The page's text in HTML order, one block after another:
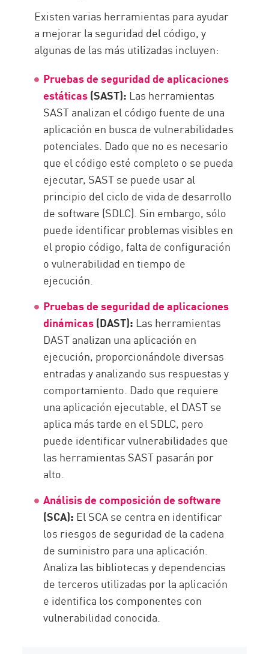
Existen varias herramientas para ayudar
a mejorar la seguridad del código, y
algunas de las más utilizadas incluyen:
Pruebas de seguridad de aplicaciones
estáticas(SAST): Las herramientas
SAST analizan el código fuente de una
aplicación en busca de vulnerabilidades
potenciales. Dado que no es necesario
que el código esté completo o se pueda
ejecutar, SAST se puede usar al
principio del ciclo de vida de desarrollo
de software (SDLC). Sin embargo, sólo
puede identificar problemas visibles en
el propio código, falta de configuración
o vulnerabilidad en tiempo de
ejecución.
Pruebas de seguridad de aplicaciones
dinámicas(DAST): Las herramientas
DAST analizan una aplicación en
ejecución, proporcionándole diversas
entradas y analizando sus respuestas y
comportamiento. Dado que requiere
una aplicación ejecutable, el DAST se
aplica más tarde en el SDLC, pero
puede identificar vulnerabilidades que
las herramientas SAST pasarán por
alto.
Análisis de composición de software
(SCA): El SCA se centra en identificar
los riesgos de seguridad de la cadena
de suministro para una aplicación.
Analiza las bibliotecas y dependencias
de terceros utilizadas por la aplicación
e identifica los componentes con
vulnerabilidad conocida.